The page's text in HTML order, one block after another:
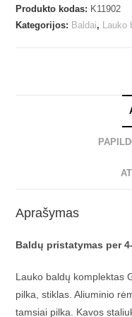
Produkto kodas: K11902
Kategorijos: Baldai, Lauko
Aprašymas
Baldų pristatymas per
Lauko baldų komplektas
pilka, stiklas. Aliuminio
tamsiai pilka. Kavos